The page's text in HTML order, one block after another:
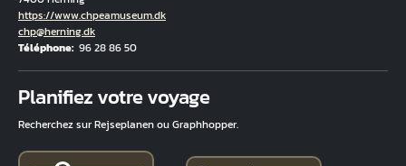
Hjemmeside
https://www.chpeamuseum.dk
Courriel
chp@herning.dk
Téléphone 96 28 86 50
Planifiez votre voyage
Recherchez sur Rejseplanen ou Graphhopper.